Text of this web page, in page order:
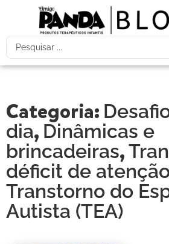
Categoria:
dia, Dinâmicas e
brincadeiras,
déficit de
Transtorno do
Autista (TEA)